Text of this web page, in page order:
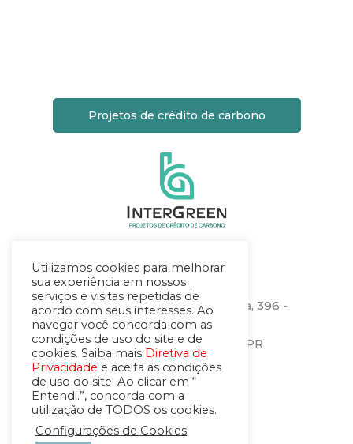
Projetos de crédito de carbono
Localização
Rua Heitor Stockler de França, 396 -
sala 1506
Centro Cívico – Curitiba – PR
CEP.: 80030-030
Utilizamos cookies para melhorar
sua experiência em nossos
serviços e visitas repetidas de
acordo com seus interesses. Ao
navegar você concorda com as
condições de uso do site e de
cookies. Saiba mais Diretiva de
Privacidade e aceita as condições
de uso do site. Ao clicar em “
Entendi.”, concorda com a
utilização de TODOS os cookies.
Configurações de Cookies